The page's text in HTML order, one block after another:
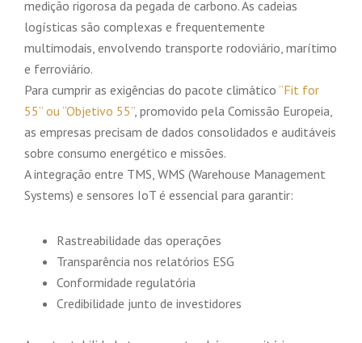
medição rigorosa da pegada de carbono. As cadeias
logísticas são complexas e frequentemente
multimodais, envolvendo transporte rodoviário, marítimo
e ferroviário.
Para cumprir as exigências do pacote climático “Fit for
55” ou “Objetivo 55”, promovido pela Comissão Europeia,
as empresas precisam de dados consolidados e auditáveis
sobre consumo energético e missões.
A integração entre TMS, WMS (Warehouse Management
Systems) e sensores IoT é essencial para garantir:
Rastreabilidade das operações
Transparência nos relatórios ESG
Conformidade regulatória
Credibilidade junto de investidores